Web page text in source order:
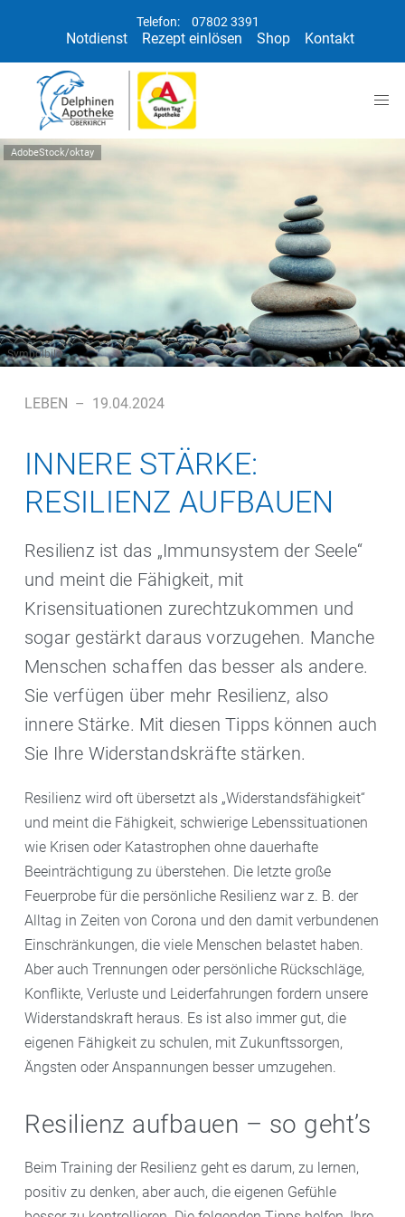
Telefon: 07802 3391
Notdienst Rezept einlösen Shop Kontakt
AdobeStock/oktay
Symbolbild
LEBEN – 19.04.2024
INNERE STÄRKE:
RESILIENZ AUFBAUEN
Resilienz ist das „Immunsystem der Seele“
und meint die Fähigkeit, mit
Krisensituationen zurechtzukommen und
sogar gestärkt daraus vorzugehen. Manche
Menschen schaffen das besser als andere.
Sie verfügen über mehr Resilienz, also
innere Stärke. Mit diesen Tipps können auch
Sie Ihre Widerstandskräfte stärken.
Resilienz wird oft übersetzt als „Widerstandsfähigkeit“
und meint die Fähigkeit, schwierige Lebenssituationen
wie Krisen oder Katastrophen ohne dauerhafte
Beeinträchtigung zu überstehen. Die letzte große
Feuerprobe für die persönliche Resilienz war z. B. der
Alltag in Zeiten von Corona und den damit verbundenen
Einschränkungen, die viele Menschen belastet haben.
Aber auch Trennungen oder persönliche Rückschläge,
Konflikte, Verluste und Leiderfahrungen fordern unsere
Widerstandskraft heraus. Es ist also immer gut, die
eigenen Fähigkeit zu schulen, mit Zukunftssorgen,
Ängsten oder Anspannungen besser umzugehen.
Resilienz aufbauen – so geht’s
Beim Training der Resilienz geht es darum, zu lernen,
positiv zu denken, aber auch, die eigenen Gefühle